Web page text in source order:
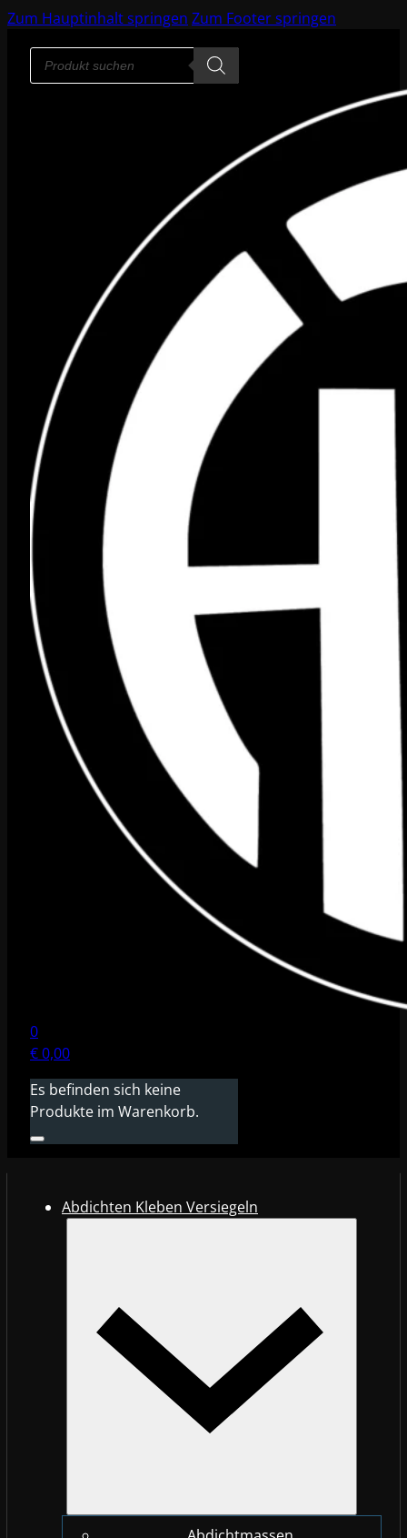
Zum Hauptinhalt springen Zum Footer springen
Products
search
0
€0,00
Es befinden sich keine
Produkte im Warenkorb.
Abdichten Kleben Versiegeln